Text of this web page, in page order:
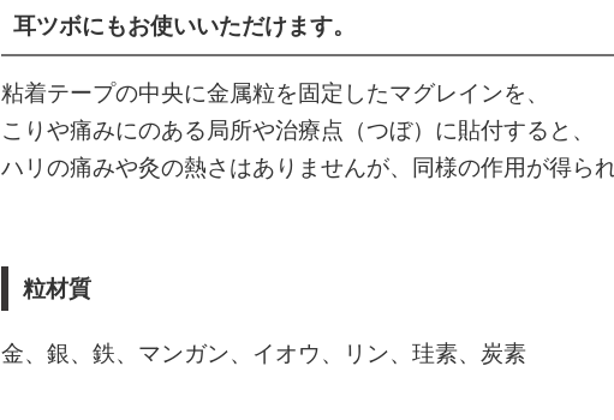
耳ツボにもお使いいただけます。
粘着テープの中央に金属粒を固定したマグレインを、
こりや痛みにのある局所や治療点（つぼ）に貼付すると、
ハリの痛みや灸の熱さはありませんが、同様の作用が得られ
粒材質
金、銀、鉄、マンガン、イオウ、リン、珪素、炭素